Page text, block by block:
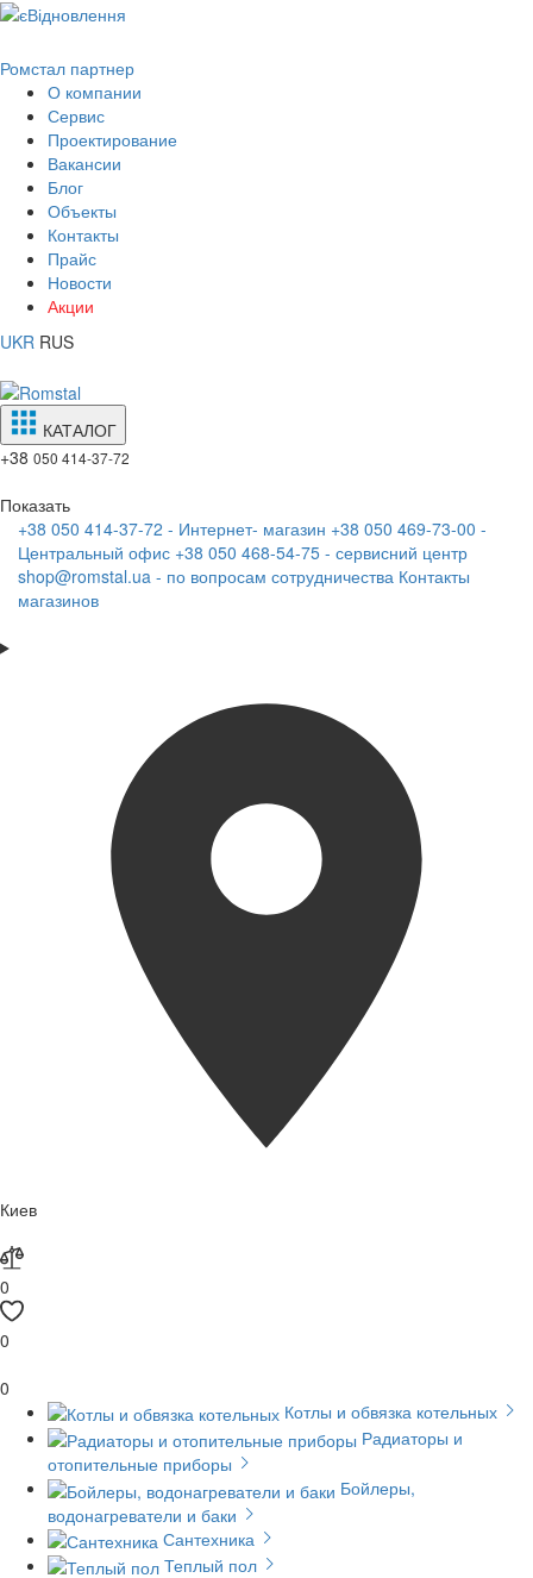
Ромстал партнер
О компании
Сервис
Проектирование
Вакансии
Блог
Объекты
Контакты
Прайс
Новости
Акции
UKR RUS
КАТАЛОГ
+38 050 414-37-72
Показать
+38 050 414-37-72 - Интернет- магазин +38 050 469-73-00 -
Центральный офис +38 050 468-54-75 - сервисний центр
shop@romstal.ua - по вопросам сотрудничества Контакты
магазинов
Киев
0
0
0
Котлы и обвязка котельных
Радиаторы и
отопительные приборы
Бойлеры,
водонагреватели и баки
Сантехника
Теплый пол